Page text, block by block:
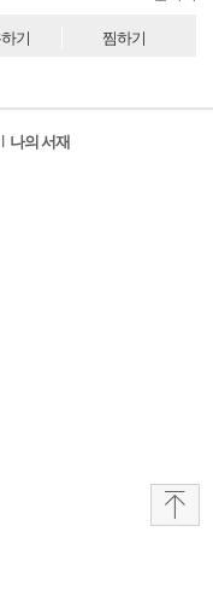
기 찜하기
l 나의 서재